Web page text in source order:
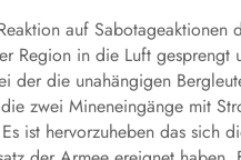
auf
Region in die Luft
der die unahängigen
zwei Mineneingänge mit
ist hervorzuheben das sich